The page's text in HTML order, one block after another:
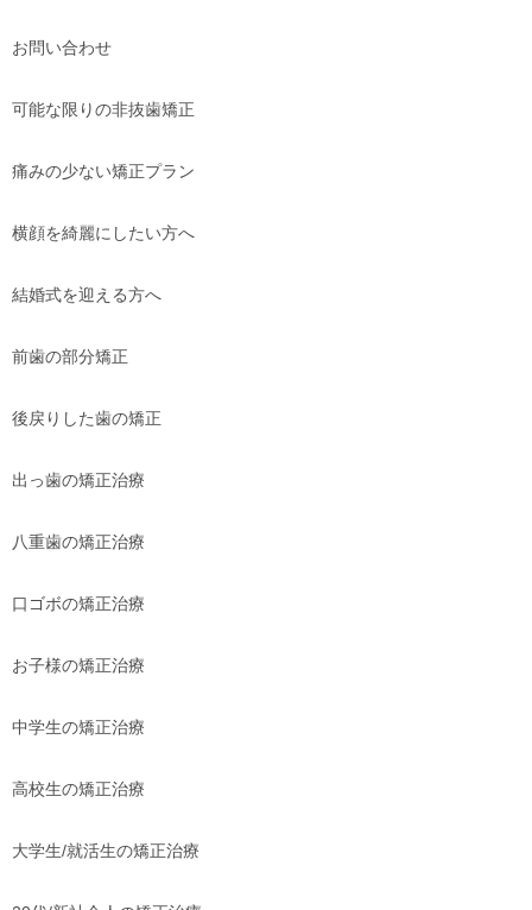
お問い合わせ
可能な限りの非抜歯矯正
痛みの少ない矯正プラン
横顔を綺麗にしたい方へ
結婚式を迎える方へ
前歯の部分矯正
後戻りした歯の矯正
出っ歯の矯正治療
八重歯の矯正治療
口ゴボの矯正治療
お子様の矯正治療
中学生の矯正治療
高校生の矯正治療
大学生/就活生の矯正治療